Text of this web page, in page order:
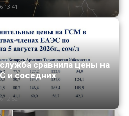
13:41
сравнила цены на
и соседних
12:52